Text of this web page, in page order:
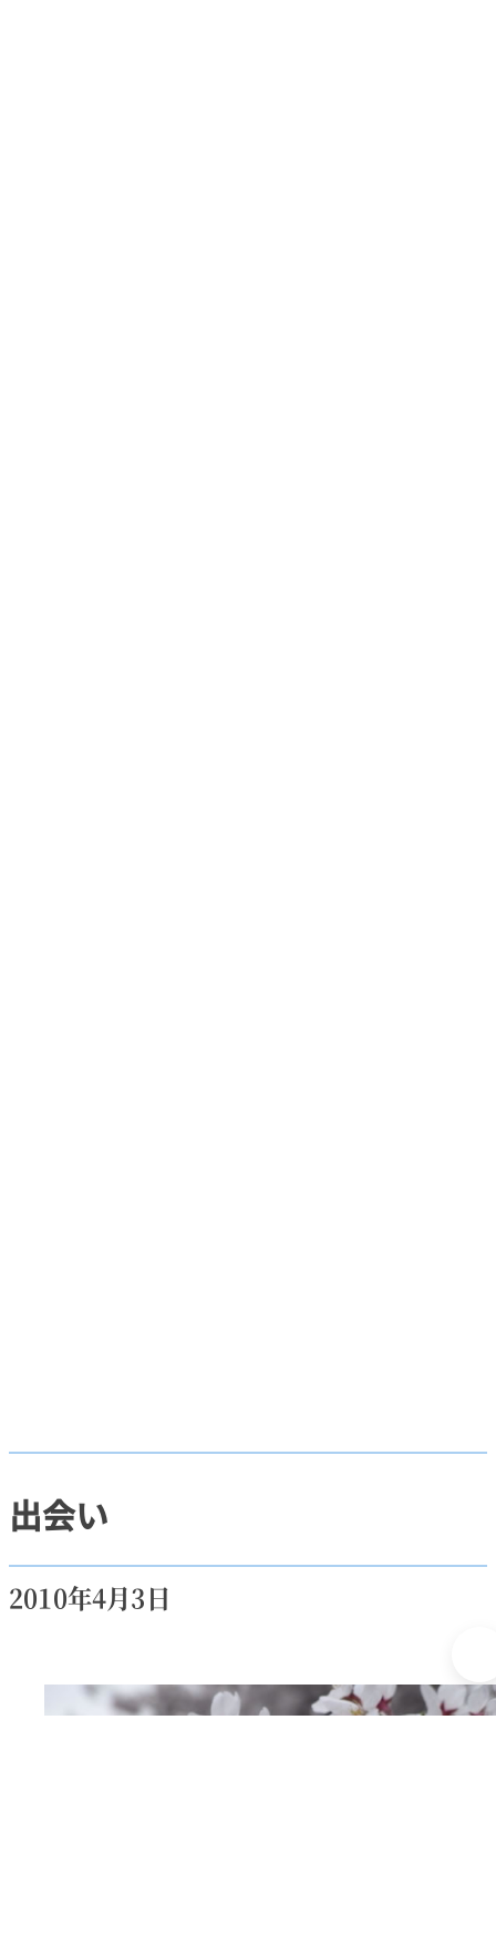
出会い
2010年4月3日